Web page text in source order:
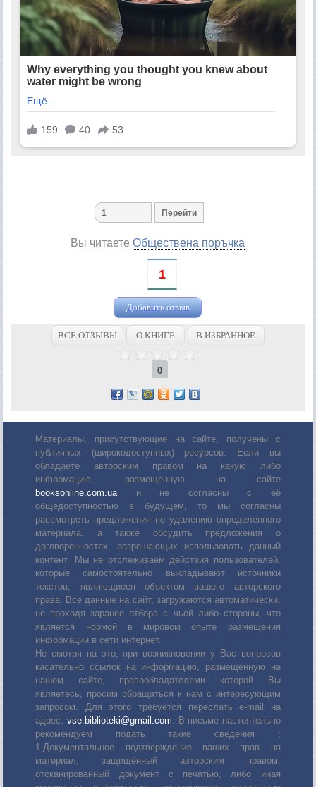
Вы читаетеОбществена поръчка
1
Добавить отзыв
ВСЕ ОТЗЫВЫ О КНИГЕ В ИЗБРАННОЕ
0
Материалы, присутствующие на сайте, получены с
публичных (широкодоступных) ресурсов. Если вы
обладаете авторским правом на какую либо
информацию, размещенную на сайте
booksonline.com.uaи не согласны с её
общедоступностью в будущем, то мы согласны
рассмотреть предложения по удалению определенного
материала, а также обсудить предложения о
договоренностях, разрешающих использовать данный
контент. Мы не отслеживаем действия пользователей,
которые самостоятельно выкладывают источники
текстов, являющиеся объектом вашего авторского
права. Все данные на сайт, загружаются автоматически,
не проходя заранее отбора с чьей либо стороны, что
является нормой в мировом опыте размещения
информации в сети интернет.
Не смотря на это, при возникновении у Вас вопросов
касательно ссылок на информацию, размещенную на
нашем сайте, правообладателями которой Вы
являетесь, просим обращаться к нам с интересующим
запросом. Для этого требуется переслать е-mail на
адрес: vse.biblioteki@gmail.com. В письме настоятельно
рекомендуем подать такие сведения :
1.Документальное подтверждение ваших прав на
материал, защищённый авторским правом:
отсканированный документ с печатью, либо иная